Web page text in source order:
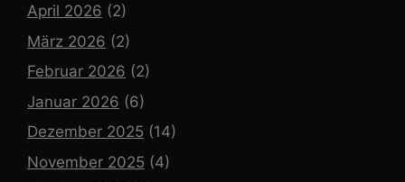
April 2026 (2)
März 2026 (2)
Februar 2026 (2)
Januar 2026 (6)
Dezember 2025 (14)
November 2025 (4)